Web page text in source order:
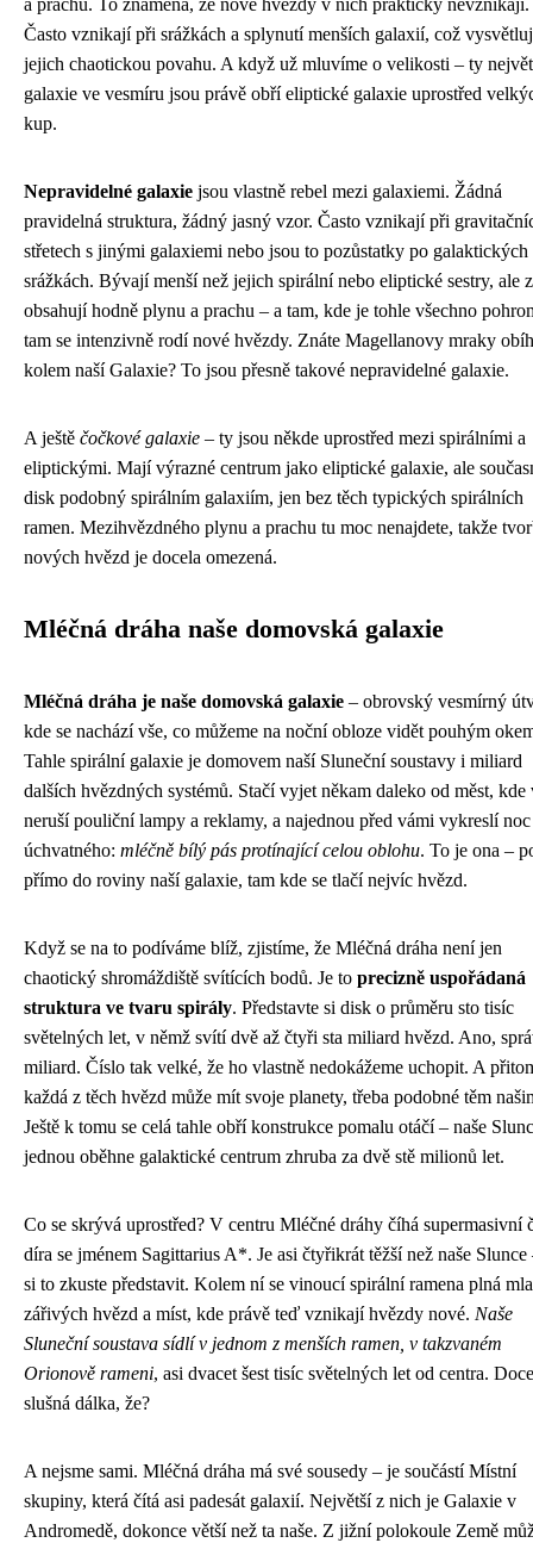
a prachu. To znamená, že nové hvězdy v nich prakticky nevznikají.
Často vznikají při srážkách a splynutí menších galaxií, což
jejich chaotickou povahu. A když už mluvíme o velikosti – ty
galaxie ve vesmíru jsou právě obří eliptické galaxie uprostřed
kup.
Nepravidelné galaxie jsou vlastně rebel mezi galaxiemi. Žádná
pravidelná struktura, žádný jasný vzor. Často vznikají při
střetech s jinými galaxiemi nebo jsou to pozůstatky po galaktických
srážkách. Bývají menší než jejich spirální nebo eliptické sestry, ale
obsahují hodně plynu a prachu – a tam, kde je tohle všechno
tam se intenzivně rodí nové hvězdy. Znáte Magellanovy mraky
kolem naší Galaxie? To jsou přesně takové nepravidelné galaxie.
A ještě čočkové galaxie – ty jsou někde uprostřed mezi spirálními a
eliptickými. Mají výrazné centrum jako eliptické galaxie, ale
disk podobný spirálním galaxiím, jen bez těch typických spirálních
ramen. Mezihvězdného plynu a prachu tu moc nenajdete, takže
nových hvězd je docela omezená.
Mléčná dráha naše domovská galaxie
Mléčná dráha je naše domovská galaxie – obrovský vesmírný
kde se nachází vše, co můžeme na noční obloze vidět pouhým
Tahle spirální galaxie je domovem naší Sluneční soustavy i miliard
dalších hvězdných systémů. Stačí vyjet někam daleko od měst, kde
neruší pouliční lampy a reklamy, a najednou před vámi vykreslí
úchvatného: mléčně bílý pás protínající celou oblohu. To je ona –
přímo do roviny naší galaxie, tam kde se tlačí nejvíc hvězd.
Když se na to podíváme blíž, zjistíme, že Mléčná dráha není jen
chaotický shromáždiště svítících bodů. Je to precizně uspořádaná
struktura ve tvaru spirály. Představte si disk o průměru sto tisíc
světelných let, v němž svítí dvě až čtyři sta miliard hvězd. Ano,
miliard. Číslo tak velké, že ho vlastně nedokážeme uchopit. A
každá z těch hvězd může mít svoje planety, třeba podobné těm
Ještě k tomu se celá tahle obří konstrukce pomalu otáčí – naše
jednou oběhne galaktické centrum zhruba za dvě stě milionů let.
Co se skrývá uprostřed? V centru Mléčné dráhy číhá supermasivní
díra se jménem Sagittarius A*. Je asi čtyřikrát těžší než naše Slunce
si to zkuste představit. Kolem ní se vinoucí spirální ramena plná
zářivých hvězd a míst, kde právě teď vznikají hvězdy nové. Naše
Sluneční soustava sídlí v jednom z menších ramen, v takzvaném
Orionově rameni, asi dvacet šest tisíc světelných let od centra.
slušná dálka, že?
A nejsme sami. Mléčná dráha má své sousedy – je součástí Místní
skupiny, která čítá asi padesát galaxií. Největší z nich je Galaxie v
Andromedě, dokonce větší než ta naše. Z jižní polokoule Země